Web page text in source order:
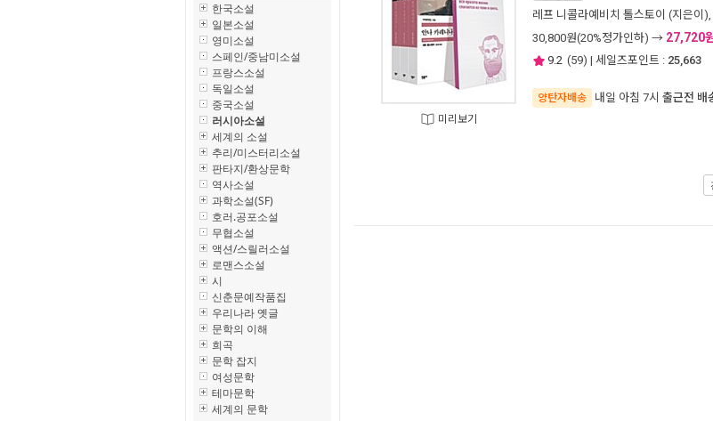
한국소설
일본소설
영미소설
스페인/중남미소설
프랑스소설
독일소설
중국소설
러시아소설
세계의 소설
추리/미스터리소설
판타지/환상문학
역사소설
과학소설(SF)
호러.공포소설
무협소설
액션/스릴러소설
로맨스소설
시
신춘문예작품집
우리나라 옛글
문학의 이해
희곡
문학 잡지
여성문학
테마문학
세계의 문학
미리보기
레프 니콜라예비치 톨스토이 (지은이),
30,800원(20%정가인하) → 27,720
9.2 (59) | 세일즈포인트 : 25,663
양탄자배송 내일 아침 7시 출근전 배